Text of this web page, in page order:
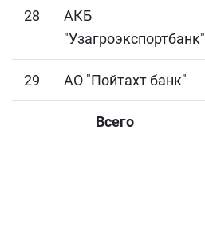
28
АКБ
"Узагроэкспортбанк"
29 АО "Пойтахт банк"
Всего